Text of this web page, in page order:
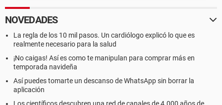
NOVEDADES
La regla de los 10 mil pasos. Un cardiólogo explicó lo que es
realmente necesario para la salud
¡No caigas! Así es como te manipulan para comprar más en
temporada navideña
Así puedes tomarte un descanso de WhatsApp sin borrar la
aplicación